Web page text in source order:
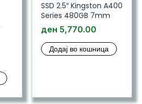
SSD 2.5″ Kingston A400
Series 480GB 7mm
ден 5,770.00
Додај во кошница